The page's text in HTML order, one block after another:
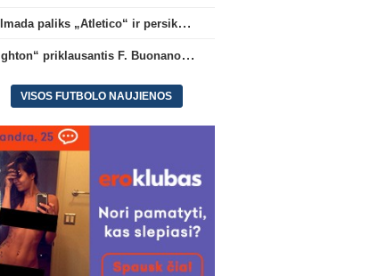
T. Almada paliks „Atletico“ ir persikels į legendinę Argentinos ekipą
„Brighton“ priklausantis F. Buonanotte karjerą pratęs Ispanijoje
VISOS FUTBOLO NAUJIENOS